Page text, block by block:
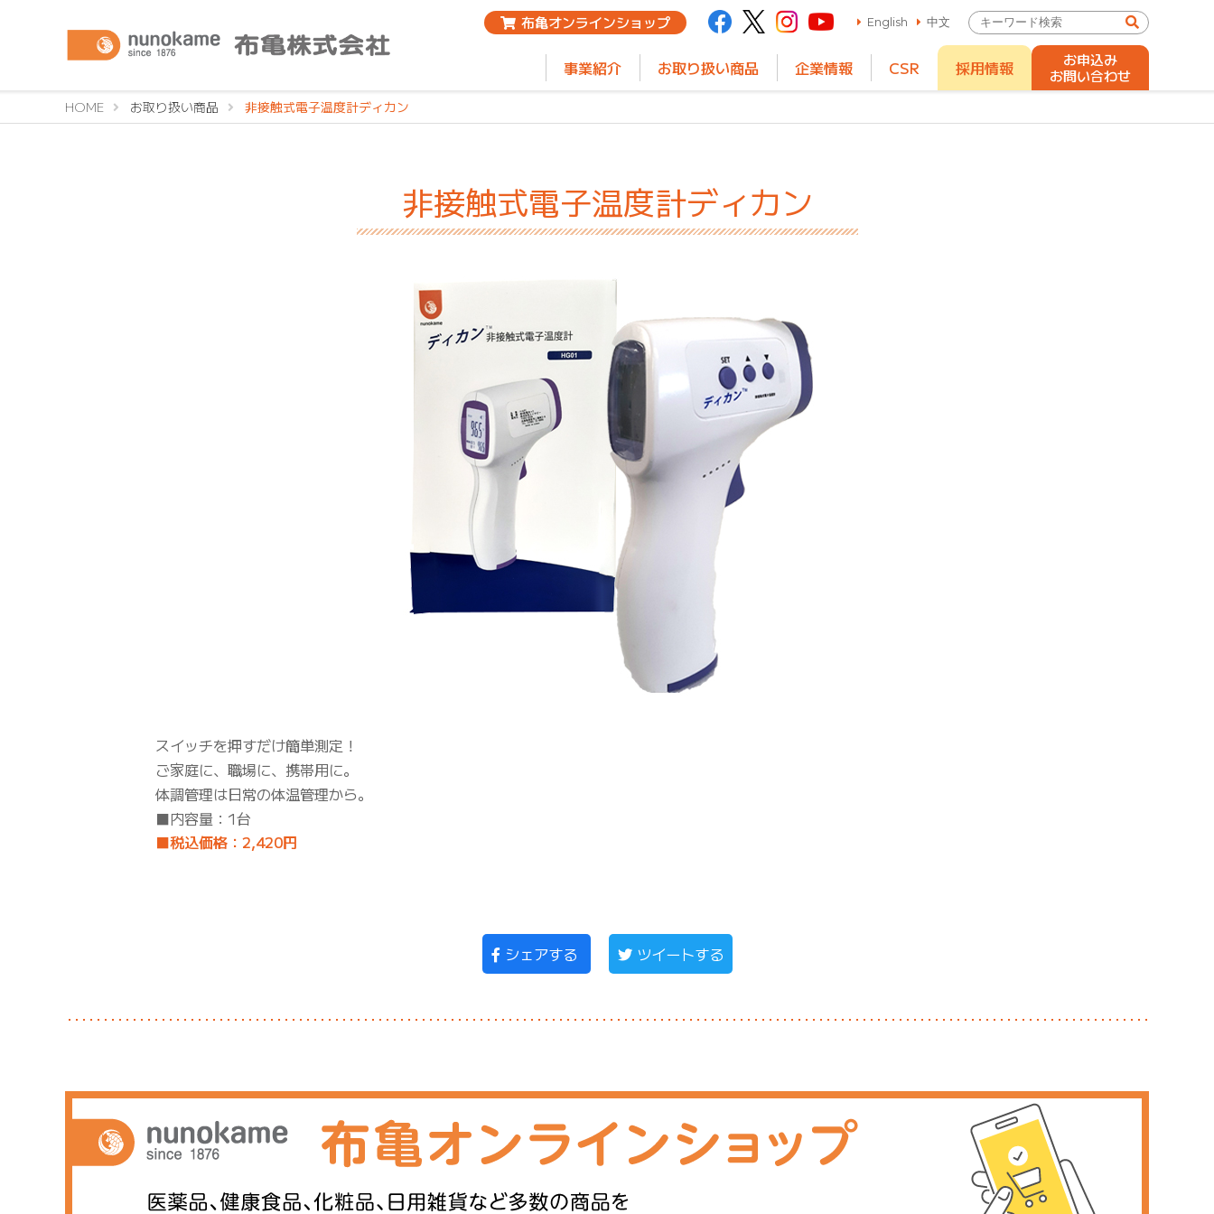
布亀オンラインショップ English 中文
事業紹介 お取り扱い商品 企業情報 CSR 採用情報
お申込み
お問い合わせ
HOME お取り扱い商品 非接触式電子温度計ディカン
非接触式電子温度計ディカン
スイッチを押すだけ簡単測定！
ご家庭に、職場に、携帯用に。
体調管理は日常の体温管理から。
■内容量：1台
■税込価格：2,420円
シェアする ツイートする